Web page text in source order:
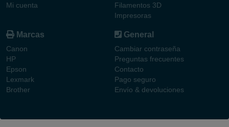
Mi cuenta
Filamentos 3D
Impresoras
Marcas
Canon
HP
Epson
Lexmark
Brother
General
Cambiar contraseña
Preguntas frecuentes
Contacto
Pago seguro
Envío & devoluciones